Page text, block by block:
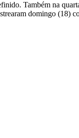
Também na
domingo (18)